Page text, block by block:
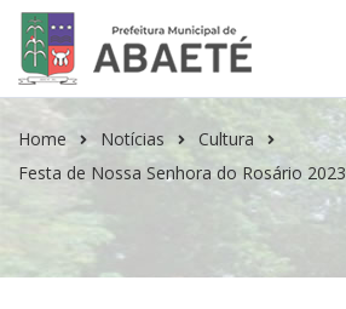
Home Notícias
Cultura
Festa de Nossa Senhora do Rosário 2023